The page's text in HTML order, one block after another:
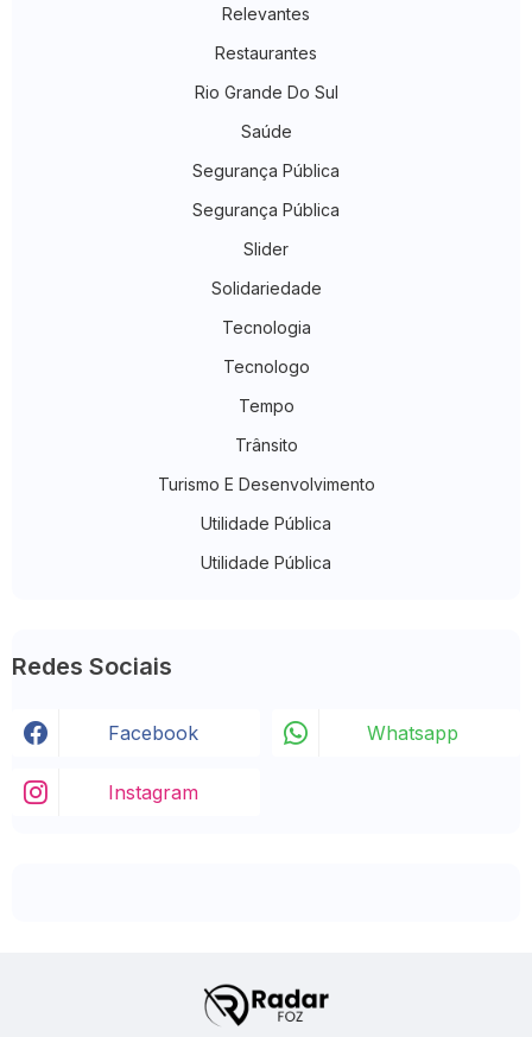
Relevantes
Restaurantes
Rio Grande Do Sul
Saúde
Segurança Pública
Segurança Pública
Slider
Solidariedade
Tecnologia
Tecnologo
Tempo
Trânsito
Turismo E Desenvolvimento
Utilidade Pública
Utilidade Pública
Redes Sociais
Facebook Whatsapp
Instagram